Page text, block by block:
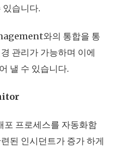
있습니다.
와의 통합을 통
관리가 가능하며 이에
낼 수 있습니다.
프로세스를 자동화함
된 인시던트가 증가 하게